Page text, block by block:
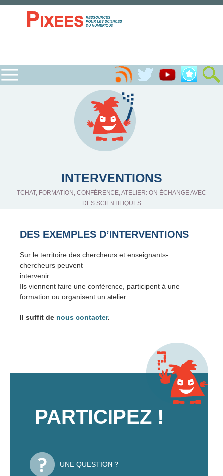
INTERVENTIONS
TCHAT, FORMATION, CONFÉRENCE, ATELIER: ON ÉCHANGE AVEC
DES SCIENTIFIQUES
DES EXEMPLES D’INTERVENTIONS
Sur le territoire des chercheurs et enseignants-
chercheurs peuvent
intervenir.
Ils viennent faire une conférence, participent à une
formation ou organisent un atelier.
Il suffit de nous contacter.
PARTICIPEZ !
UNE QUESTION ?